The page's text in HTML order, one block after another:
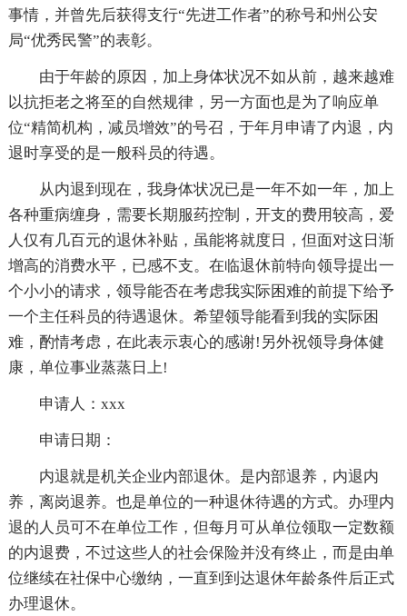
事情，并曾先后获得支行“先进工作者”的称号和州公安
局“优秀民警”的表彰。
由于年龄的原因，加上身体状况不如从前，越来越难
以抗拒老之将至的自然规律，另一方面也是为了响应单
位“精简机构，减员增效”的号召，于年月申请了内退，内
退时享受的是一般科员的待遇。
从内退到现在，我身体状况已是一年不如一年，加上
各种重病缠身，需要长期服药控制，开支的费用较高，爱
人仅有几百元的退休补贴，虽能将就度日，但面对这日渐
增高的消费水平，已感不支。在临退休前特向领导提出一
个小小的请求，领导能否在考虑我实际困难的前提下给予
一个主任科员的待遇退休。希望领导能看到我的实际困
难，酌情考虑，在此表示衷心的感谢!另外祝领导身体健
康，单位事业蒸蒸日上!
申请人：xxx
申请日期：
内退就是机关企业内部退休。是内部退养，内退内
养，离岗退养。也是单位的一种退休待遇的方式。办理内
退的人员可不在单位工作，但每月可从单位领取一定数额
的内退费，不过这些人的社会保险并没有终止，而是由单
位继续在社保中心缴纳，一直到到达退休年龄条件后正式
办理退休。